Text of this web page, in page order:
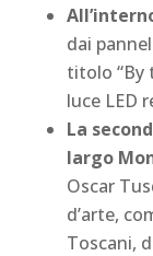
dai
titolo “By
luce LED
La
largo
Oscar
d’arte,
Toscani,